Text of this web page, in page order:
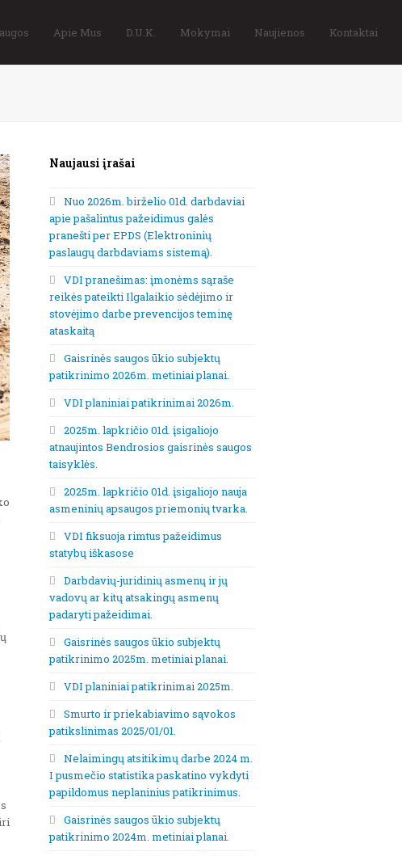
Apie Mus D.U.K. Mokymai Naujienos Kontaktai
Naujausi įrašai
Nuo 2026m. birželio 01d. darbdaviai
apie pašalintus pažeidimus galės
pranešti per EPDS (Elektroninių
paslaugų darbdaviams sistemą).
VDI pranešimas: įmonėms sąraše
reikės pateikti Ilgalaikio sėdėjimo ir
stovėjimo darbe prevencijos teminę
ataskaitą
Gaisrinės saugos ūkio subjektų
patikrinimo 2026m. metiniai planai.
VDI planiniai patikrinimai 2026m.
2025m. lapkričio 01d. įsigaliojo
atnaujintos Bendrosios gaisrinės saugos
taisyklės.
2025m. lapkričio 01d. įsigaliojo nauja
asmeninių apsaugos priemonių tvarka.
VDI fiksuoja rimtus pažeidimus
statybų iškasose
Darbdavių-juridinių asmenų ir jų
vadovų ar kitų atsakingų asmenų
padaryti pažeidimai.
Gaisrinės saugos ūkio subjektų
patikrinimo 2025m. metiniai planai.
VDI planiniai patikrinimai 2025m.
Smurto ir priekabiavimo sąvokos
patikslinimas 2025/01/01.
Nelaimingų atsitikimų darbe 2024 m.
I pusmečio statistika paskatino vykdyti
papildomus neplaninius patikrinimus.
Gaisrinės saugos ūkio subjektų
patikrinimo 2024m. metiniai planai.